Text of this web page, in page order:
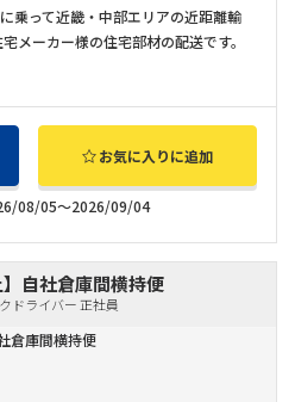
乗って近畿・中部エリアの近距離輸
ーカー様の住宅部材の配送です。
お気に入りに追加
08/05～2026/09/04
】自社倉庫間横持便
ドライバー 正社員